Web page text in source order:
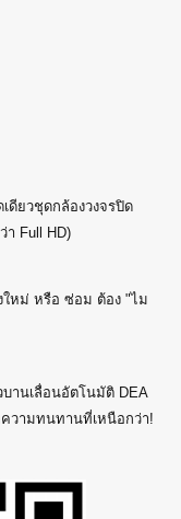
ดียวชุดกล้องวงจรปิด
า Full HD)
หม่ หรือ ซ่อม ต้อง "ไม
านเลื่อนอัตโนมัติ DEA
ความทนทานที่เหนือกว่า!